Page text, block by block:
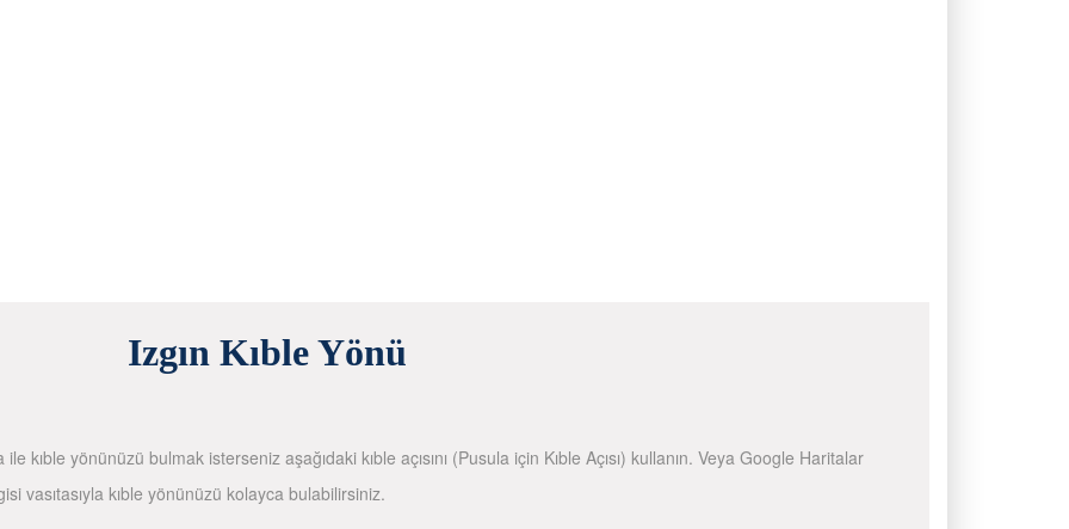
Izgın Kıble Yönü
kıble yönünüzü bulmak isterseniz aşağıdaki kıble açısını (Pusula için Kıble Açısı) kullanın. Veya Google Haritalar
vasıtasıyla kıble yönünüzü kolayca bulabilirsiniz.